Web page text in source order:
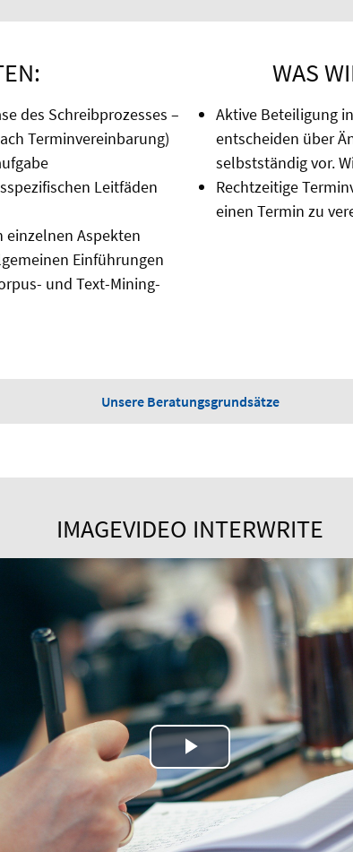
des Schreibprozesses –
Terminvereinbarung)
Leitfäden
einzelnen Aspekten
Einführungen
und Text-Mining-
WAS
Aktive Beteiligung
entscheiden über
selbstständig vor.
Rechtzeitige
einen Termin zu
Unsere Beratungsgrundsätze
IMAGEVIDEO INTERWRITE
Play
Video